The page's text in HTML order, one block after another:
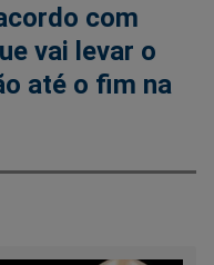
com
vai levar o
até o fim na